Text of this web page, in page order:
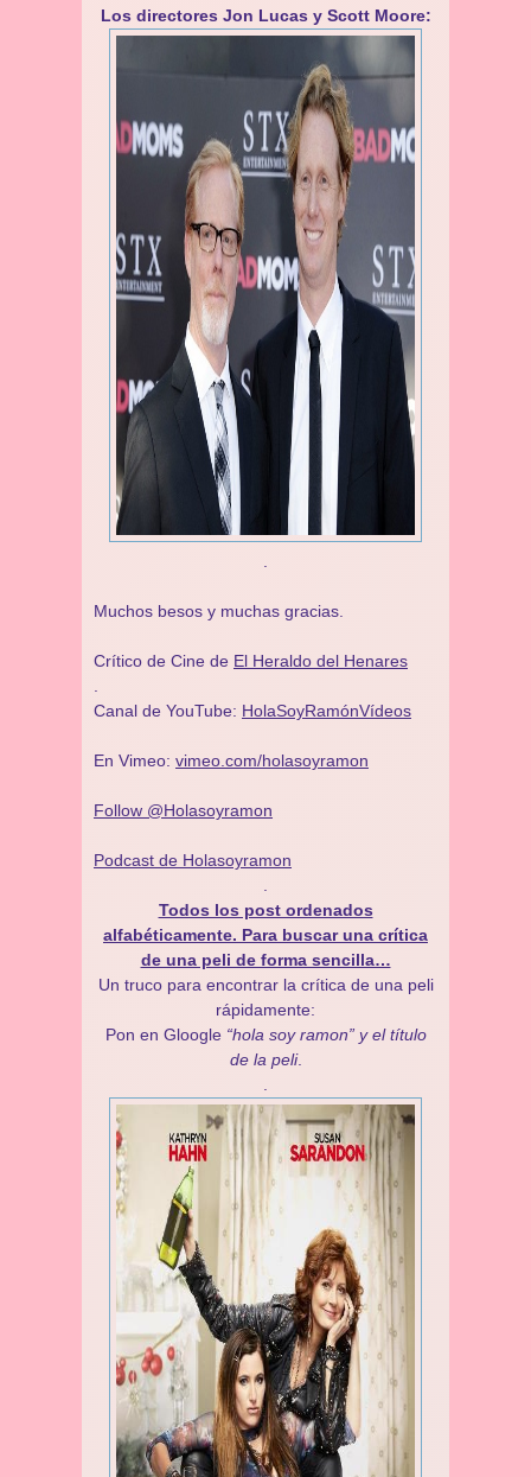
Los directores Jon Lucas y Scott Moore:
Muchos besos y muchas gracias.
Crítico de Cine de El Heraldo del Henares
Canal de YouTube: HolaSoyRamónVídeos
En Vimeo: vimeo.com/holasoyramon
Follow @Holasoyramon
Podcast de Holasoyramon
Todos los post ordenados
alfabéticamente. Para buscar una crítica
de una peli de forma sencilla…
Un truco para encontrar la crítica de una peli
rápidamente:
Pon en Gloogle “hola soy ramon” y el título
de la peli.